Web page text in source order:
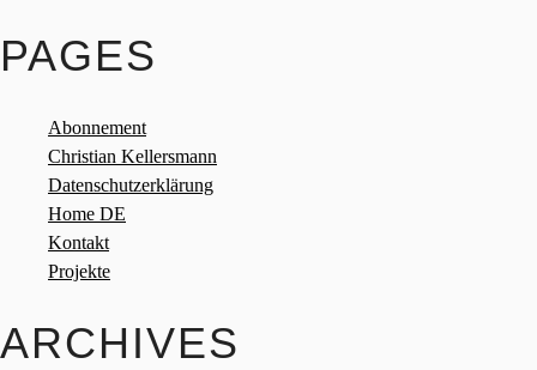
PAGES
Abonnement
Christian Kellersmann
Datenschutzerklärung
Home DE
Kontakt
Projekte
ARCHIVES